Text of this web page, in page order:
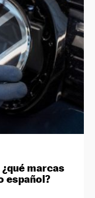
marcas
español?